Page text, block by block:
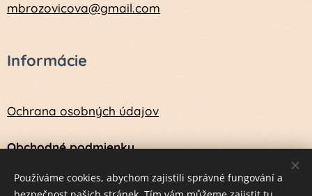
mbrozovicova@gmail.com
Informácie
Ochrana osobných údajov
Obchodné podmienky
Návod na údržbu a ošetrenie vlny a kožušín
Používáme cookies, abychom zajistili správné fungování a